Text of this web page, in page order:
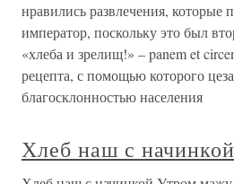
нравились развлечения, которые
император, поскольку это был
«хлеба и зрелищ!» – panem et
рецепта, с помощью которого
благосклонностью населения
Хлеб наш с начинкой